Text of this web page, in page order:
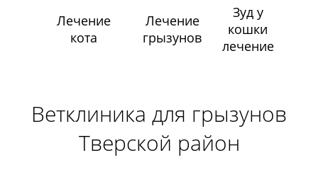
Лечение
кота
Лечение
грызунов
Зуд у
кошки
лечение
Ветклиника для грызунов
Тверской район